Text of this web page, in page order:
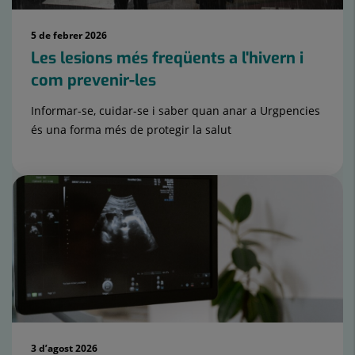
5 de febrer 2026
Les lesions més freqüents a l'hivern i
com prevenir-les
Informar-se, cuidar-se i saber quan anar a Urgpencies
és una forma més de protegir la salut
3 d’agost 2026